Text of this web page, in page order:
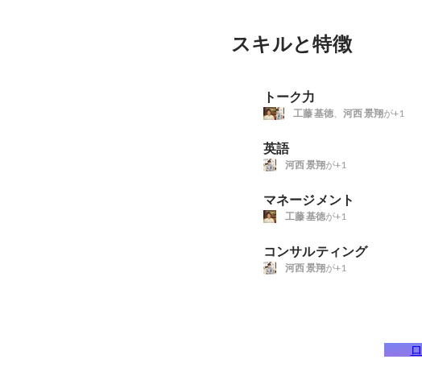
スキルと特徴
トーク力
工藤 基徳、 河西 景翔が+1
英語
河西 景翔が+1
マネージメント
工藤 基徳が+1
コンサルティング
河西 景翔が+1